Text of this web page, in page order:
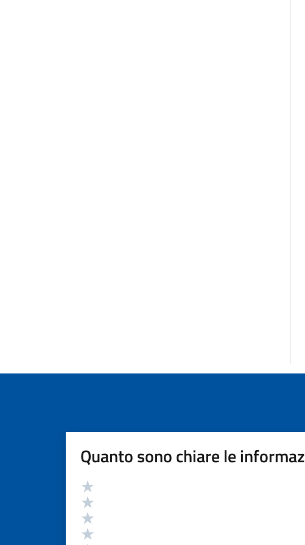
Quanto sono chiare le
Valutazione